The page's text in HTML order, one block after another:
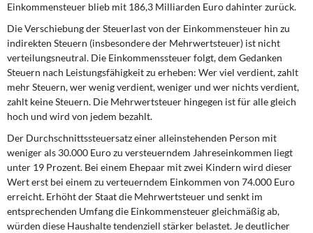
Einkommensteuer blieb mit 186,3 Milliarden Euro dahinter zurück.
Die Verschiebung der Steuerlast von der Einkommensteuer hin zu
indirekten Steuern (insbesondere der Mehrwertsteuer) ist nicht
verteilungsneutral. Die Einkommenssteuer folgt, dem Gedanken
Steuern nach Leistungsfähigkeit zu erheben: Wer viel verdient, zahlt
mehr Steuern, wer wenig verdient, weniger und wer nichts verdient,
zahlt keine Steuern. Die Mehrwertsteuer hingegen ist für alle gleich
hoch und wird von jedem bezahlt.
Der Durchschnittssteuersatz einer alleinstehenden Person mit
weniger als 30.000 Euro zu versteuerndem Jahreseinkommen liegt
unter 19 Prozent. Bei einem Ehepaar mit zwei Kindern wird dieser
Wert erst bei einem zu verteuerndem Einkommen von 74.000 Euro
erreicht. Erhöht der Staat die Mehrwertsteuer und senkt im
entsprechenden Umfang die Einkommensteuer gleichmäßig ab,
würden diese Haushalte tendenziell stärker belastet. Je deutlicher